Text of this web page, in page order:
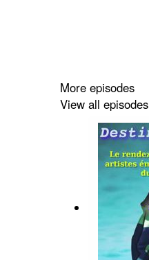
More episodes
View all episodes